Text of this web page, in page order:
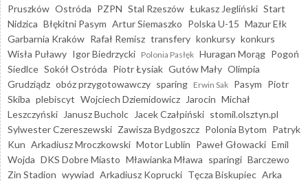
Pruszków Ostróda PZPN Stal Rzeszów Łukasz Jegliński Start
Nidzica Błękitni Pasym Artur Siemaszko Polska U-15 Mazur Ełk
Garbarnia Kraków Rafał Remisz transfery konkursy konkurs
Wisła Puławy Igor Biedrzycki Polonia Pasłęk Huragan Morąg Pogoń
Siedlce Sokół Ostróda Piotr Łysiak Gutów Mały Olimpia
Grudziądz obóz przygotowawczy sparing Erwin Sak Pasym Piotr
Skiba plebiscyt Wojciech Dziemidowicz Jarocin Michał
Leszczyński
Janusz Bucholc Jacek Czałpiński stomil.olsztyn.pl
Sylwester Czereszewski Zawisza Bydgoszcz Polonia Bytom Patryk
Kun Arkadiusz Mroczkowski Motor Lublin Paweł Głowacki Emil
Wojda DKS Dobre Miasto Mławianka Mława sparingi Barczewo
Zin Stadion wywiad Arkadiusz Koprucki Tęcza Biskupiec Arka